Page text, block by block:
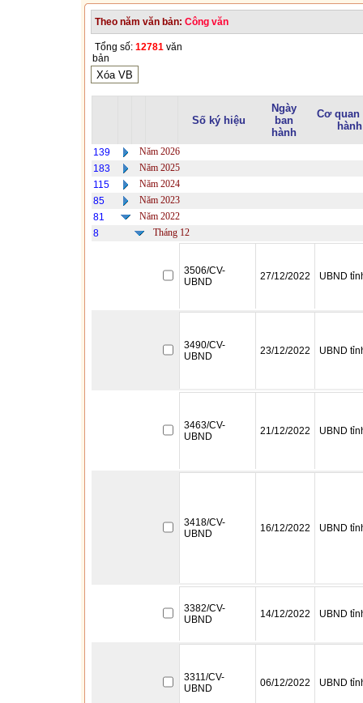
Theo năm văn bản: Công văn
Tổng số: 12781 văn
bản
Số ký hiệu
Ngày
ban
hành
Cơ quan
hành
139
Năm 2026
183
Năm 2025
115
Năm 2024
85
Năm 2023
81
Năm 2022
8
Tháng 12
3506/CV-
UBND
27/12/2022 UBND
3490/CV-
UBND
23/12/2022 UBND
3463/CV-
UBND
21/12/2022 UBND
3418/CV-
UBND
16/12/2022 UBND
3382/CV-
UBND
14/12/2022 UBND
3311/CV-
UBND
06/12/2022 UBND